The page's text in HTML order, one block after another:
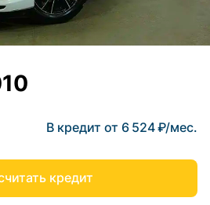
В кредит от 6 524 ₽/мес.
кредит